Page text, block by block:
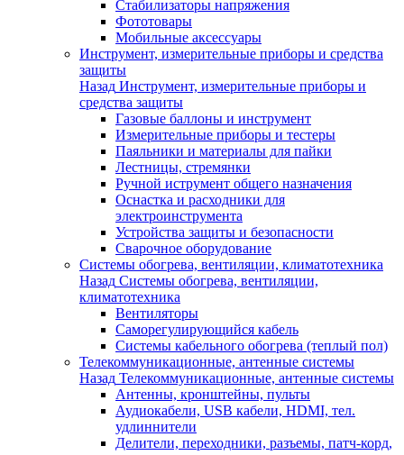
Стабилизаторы напряжения
Фототовары
Мобильные аксессуары
Инструмент, измерительные приборы и средства
защиты
Назад Инструмент, измерительные приборы и
средства защиты
Газовые баллоны и инструмент
Измерительные приборы и тестеры
Паяльники и материалы для пайки
Лестницы, стремянки
Ручной иструмент общего назначения
Оснастка и расходники для
электроинструмента
Устройства защиты и безопасности
Сварочное оборудование
Системы обогрева, вентиляции, климатотехника
Назад Системы обогрева, вентиляции,
климатотехника
Вентиляторы
Саморегулирующийся кабель
Системы кабельного обогрева (теплый пол)
Телекоммуникационные, антенные системы
Назад Телекоммуникационные, антенные системы
Антенны, кронштейны, пульты
Аудиокабели, USB кабели, HDMI, тел.
удлиннители
Делители, переходники, разъемы, патч-корд,